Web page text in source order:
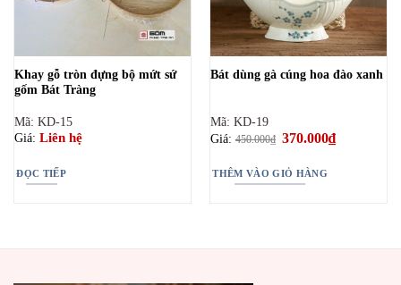
Khay gỗ tròn đựng bộ mứt sứ
gốm Bát Tràng
Mã: KD-15
Giá: Liên hệ
ĐỌC TIẾP
Bát dùng gà cúng hoa đào xanh
Mã: KD-19
Giá:450.000₫ Giá
450.000₫.
370.000₫Giá
hiện
THÊM VÀO GIỎ HÀNG